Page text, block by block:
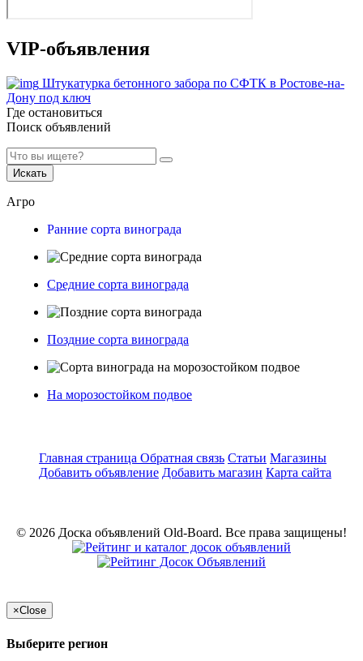
VIP-объявления
Штукатурка бетонного забора по СФТК в Ростове-на-
Дону под ключ
Где остановиться
Поиск объявлений
Искать
Агро
Ранние сорта винограда
Средние сорта винограда
Поздние сорта винограда
На морозостойком подвое
Главная страница Обратная связь Статьи Магазины
Добавить объявление Добавить магазин Карта сайта
© 2026 Доска объявлений Old-Board. Все права защищены!
×Close
Выберите регион